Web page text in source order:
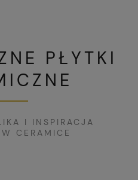
PŁYTKI
I INSPIRACJA
CERAMICE